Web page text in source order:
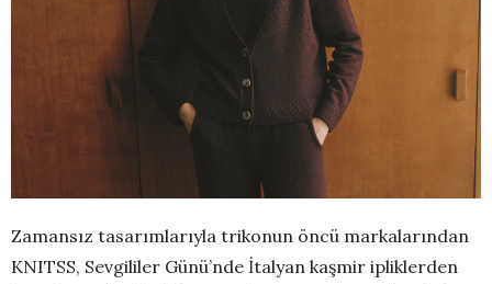
Zamansız tasarımlarıyla trikonun öncü markalarından
KNITSS, Sevgililer Günü’nde İtalyan kaşmir ipliklerden